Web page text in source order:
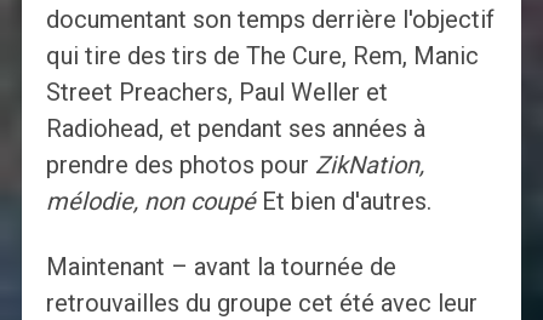
documentant son temps derrière l'objectif
qui tire des tirs de The Cure, Rem, Manic
Street Preachers, Paul Weller et
Radiohead, et pendant ses années à
prendre des photos pour ZikNation,
mélodie, non coupéEt bien d'autres.
Maintenant – avant la tournée de
retrouvailles du groupe cet été avec leur